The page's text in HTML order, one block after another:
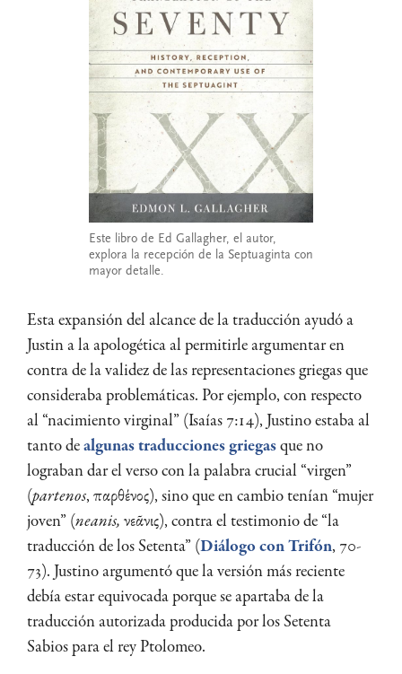
Este libro de Ed Gallagher, el autor,
explora la recepción de la Septuaginta con
mayor detalle.
Esta expansión del alcance de la traducción ayudó a
Justin a la apologética al permitirle argumentar en
contra de la validez de las representaciones griegas que
consideraba problemáticas. Por ejemplo, con respecto
al “nacimiento virginal” (Isaías 7:14), Justino estaba al
tanto dealgunas traducciones griegasque no
lograban dar el verso con la palabra crucial “virgen”
(partenos, παρθένος), sino que en cambio tenían “mujer
joven” (neanis,νεᾶνις), contra el testimonio de “la
traducción de los Setenta” (Diálogo con Trifón, 70-
73). Justino argumentó que la versión más reciente
debía estar equivocada porque se apartaba de la
traducción autorizada producida por los Setenta
Sabios para el rey Ptolomeo.